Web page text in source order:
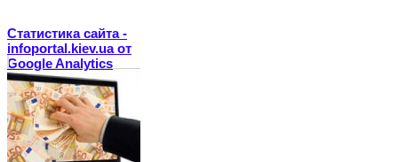
Статистика сайта -
infoportal.kiev.ua от
Google Analytics